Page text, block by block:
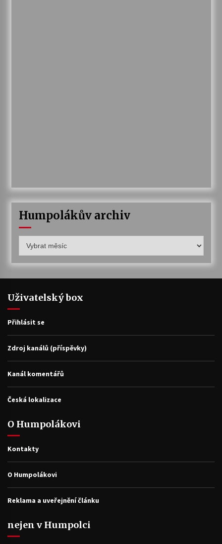
Humpolákův archiv
archiv
Uživatelský box
Přihlásit se
Zdroj kanálů (příspěvky)
Kanál komentářů
Česká lokalizace
O Humpolákovi
Kontakty
O Humpolákovi
Reklama a uveřejnění článku
nejen v Humpolci